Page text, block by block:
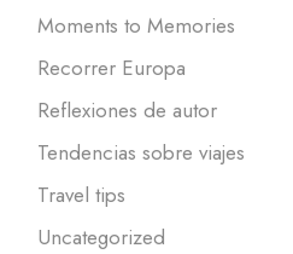
Moments to Memories
Recorrer Europa
Reflexiones de autor
Tendencias sobre viajes
Travel tips
Uncategorized